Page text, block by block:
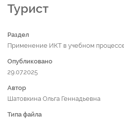
Турист
Раздел
Применение ИКТ в учебном
Опубликовано
29.07.2025
Автор
Шатовкина Ольга Геннадьевна
Типа файла